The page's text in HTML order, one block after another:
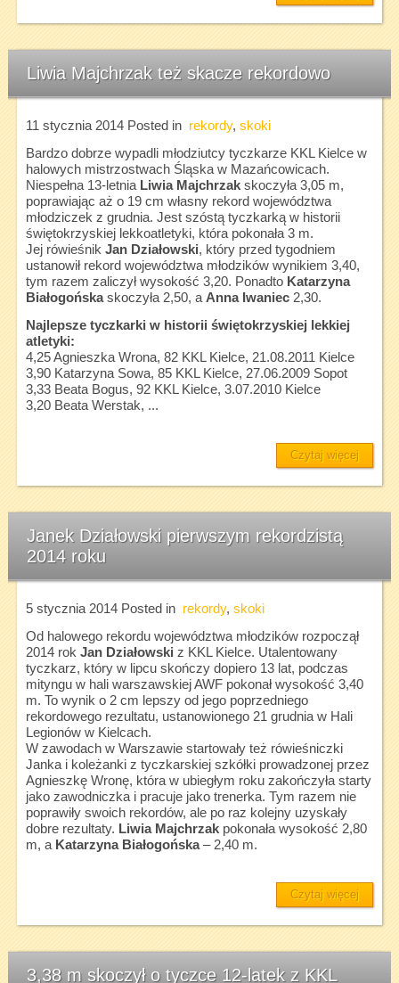
Liwia Majchrzak też skacze rekordowo
11 stycznia 2014Posted in rekordy, skoki
Bardzo dobrze wypadli młodziutcy tyczkarze KKL Kielce w
halowych mistrzostwach Śląska w Mazańcowicach.
Niespełna 13-letnia Liwia Majchrzakskoczyła 3,05 m,
poprawiając aż o 19 cm własny rekord województwa
młodziczek z grudnia. Jest szóstą tyczkarką w historii
świętokrzyskiej lekkoatletyki, która pokonała 3 m.
Jej rówieśnik Jan Działowski, który przed tygodniem
ustanowił rekord województwa młodzików wynikiem 3,40,
tym razem zaliczył wysokość 3,20. Ponadto Katarzyna
Białogońskaskoczyła 2,50, a Anna Iwaniec2,30.
Najlepsze tyczkarki w historii świętokrzyskiej lekkiej
atletyki:
4,25 Agnieszka Wrona, 82 KKL Kielce, 21.08.2011 Kielce
3,90 Katarzyna Sowa, 85 KKL Kielce, 27.06.2009 Sopot
3,33 Beata Bogus, 92 KKL Kielce, 3.07.2010 Kielce
3,20 Beata Werstak, ...
Czytaj więcej
Janek Działowski pierwszym rekordzistą
2014 roku
5 stycznia 2014Posted in rekordy, skoki
Od halowego rekordu województwa młodzików rozpoczął
2014 rok Jan Działowski z KKL Kielce. Utalentowany
tyczkarz, który w lipcu skończy dopiero 13 lat, podczas
mityngu w hali warszawskiej AWF pokonał wysokość 3,40
m. To wynik o 2 cm lepszy od jego poprzedniego
rekordowego rezultatu, ustanowionego 21 grudnia w Hali
Legionów w Kielcach.
W zawodach w Warszawie startowały też rówieśniczki
Janka i koleżanki z tyczkarskiej szkółki prowadzonej przez
Agnieszkę Wronę, która w ubiegłym roku zakończyła starty
jako zawodniczka i pracuje jako trenerka. Tym razem nie
poprawiły swoich rekordów, ale po raz kolejny uzyskały
dobre rezultaty. Liwia Majchrzakpokonała wysokość 2,80
m, a Katarzyna Białogońska– 2,40 m.
Czytaj więcej
3,38 m skoczył o tyczce 12-latek z KKL